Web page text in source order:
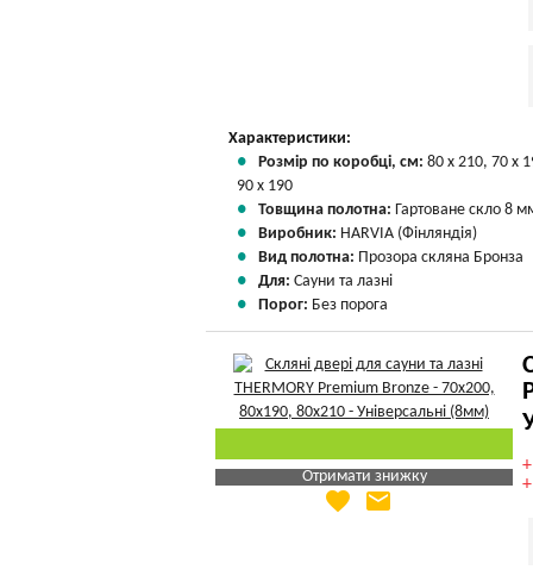
Характеристики:
Розмір по коробці, см: 80 х 210, 70 х
90 х 190
Товщина полотна: Гартоване скло 8
Виробник: HARVIA (Фінляндія)
Вид полотна: Прозора скляна Бронза
Для: Сауни та лазні
Порог: Без порога
Отримати знижку
Яка Ваша ціна
favorite email